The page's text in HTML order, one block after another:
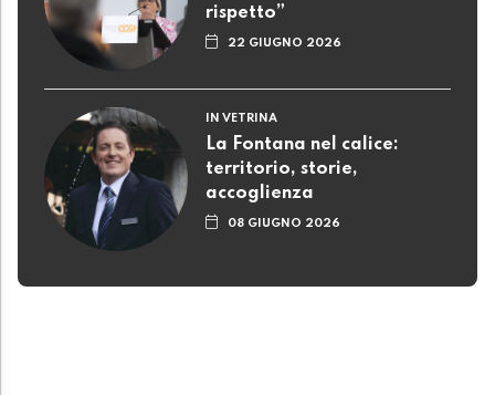
rispetto”
22 GIUGNO 2026
IN VETRINA
La Fontana nel calice:
territorio, storie,
accoglienza
08 GIUGNO 2026